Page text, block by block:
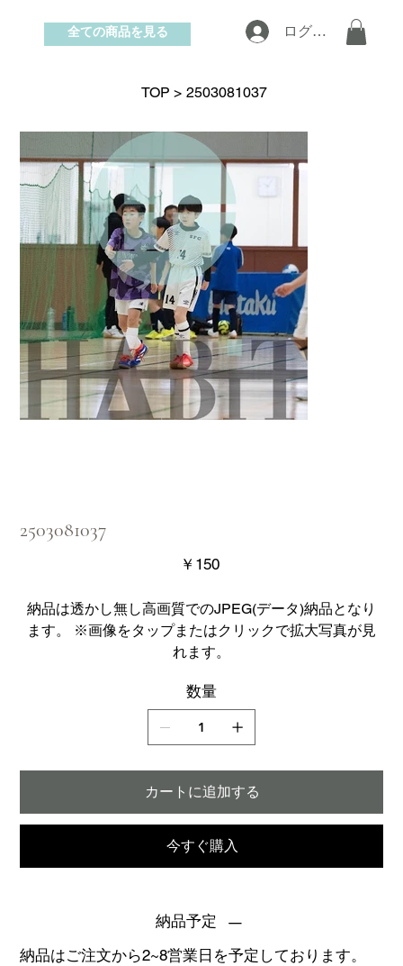
お問い合わせ
ログイン
全ての商品を見る
TOP > 2503081037
2503081037
価
格
￥150
納品は透かし無し高画質でのJPEG(データ)納品となり
ます。 ※画像をタップまたはクリックで拡大写真が見
れます。
数量
カートに追加する
今すぐ購入
納品予定
納品はご注文から2~8営業日を予定しております。